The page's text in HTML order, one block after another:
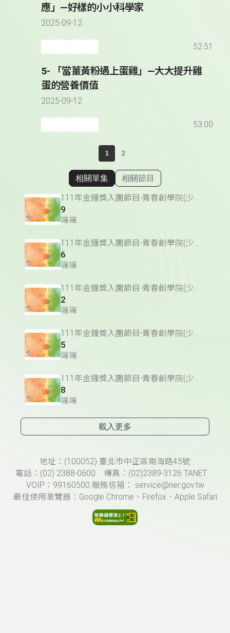
應」—好樣的小小科學家
2025-09-12
52:51
5- 「當薑黃粉遇上蛋雞」—大大提升雞
蛋的營養價值
2025-09-12
53:00
1 2
顯示相關單集
相關單集 相關節目
111年金鐘獎入圍節目-青春創學院(少年節目&主持人獎)
9
端端
111年金鐘獎入圍節目-青春創學院(少年節目&主持人獎)
6
端端
111年金鐘獎入圍節目-青春創學院(少年節目&主持人獎)
2
端端
111年金鐘獎入圍節目-青春創學院(少年節目&主持人獎)
5
端端
111年金鐘獎入圍節目-青春創學院(少年節目&主持人獎)
8
端端
載入更多
頁尾資訊地址：(100052) 臺北市中正區南海路45號
電話：(02) 2388-0600 傳真：(02)2389-3126 TANET
VOIP：99160500 服務信箱： service@ner.gov.tw
最佳使用瀏覽器：Google Chrome、Firefox、Apple Safari